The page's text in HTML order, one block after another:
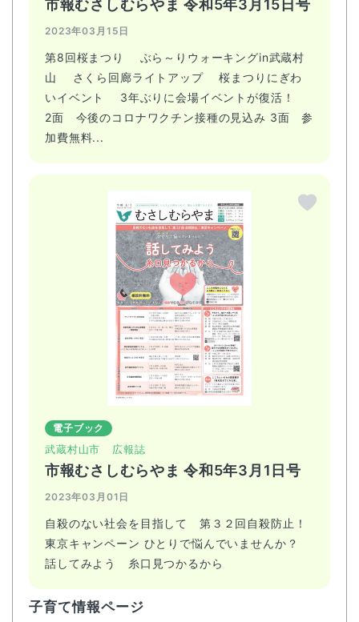
市報むさしむらやま 令和5年3月15日号
2023年03月15日
第8回桜まつり ぶら～りウォーキングin武蔵村
山 さくら回廊ライトアップ 桜まつりにぎわ
いイベント 3年ぶりに会場イベントが復活！
2面 今後のコロナワクチン接種の見込み 3面 参
加費無料...
電子ブック
武蔵村山市 広報誌
市報むさしむらやま 令和5年3月1日号
2023年03月01日
自殺のない社会を目指して 第３２回自殺防止！
東京キャンペーン ひとりで悩んでいませんか？
話してみよう 糸口見つかるから
子育て情報ページ